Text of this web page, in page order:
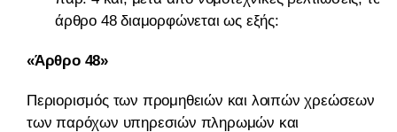
άρθρο 48 διαμορφώνεται ως εξής:
«Άρθρο 48»
Περιορισμός των προμηθειών και λοιπών χρεώσεων
των παρόχων υπηρεσιών πληρωμών και